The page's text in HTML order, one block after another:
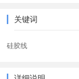
关键词
硅胶线